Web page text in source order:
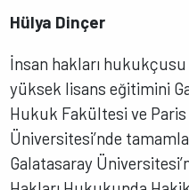
Hülya Dinçer
İnsan hakları
yüksek lisans eğitimini
Hukuk Fakültesi ve
Üniversitesi’nde
Galatasaray